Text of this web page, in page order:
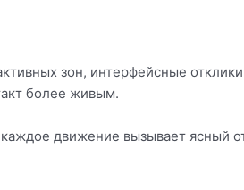
зон, интерфейсные
более живым.
движение вызывает ясный